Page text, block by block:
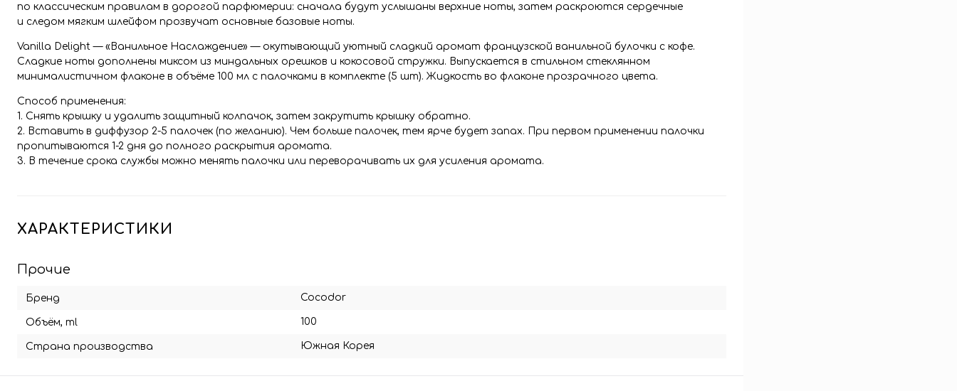
по классическим правилам в дорогой парфюмерии: сначала будут услышаны верхние ноты, затем раскроются сердечные
и следом мягким шлейфом прозвучат основные базовые ноты.
Vanilla Delight — «Ванильное Наслаждение» — окутывающий уютный сладкий аромат французской ванильной булочки с кофе.
Сладкие ноты дополнены миксом из миндальных орешков и кокосовой стружки. Выпускается в стильном стеклянном
минималистичном флаконе в объёме 100 мл с палочками в комплекте (5 шт). Жидкость во флаконе прозрачного цвета.
Способ применения:
1. Снять крышку и удалить защитный колпачок, затем закрутить крышку обратно.
2. Вставить в диффузор 2-5 палочек (по желанию). Чем больше палочек, тем ярче будет запах. При первом применении палочки
пропитываются 1-2 дня до полного раскрытия аромата.
3. В течение срока службы можно менять палочки или переворачивать их для усиления аромата.
ХАРАКТЕРИСТИКИ
Прочие
Бренд Cocodor
Объём, ml 100
Страна производства Южная Корея